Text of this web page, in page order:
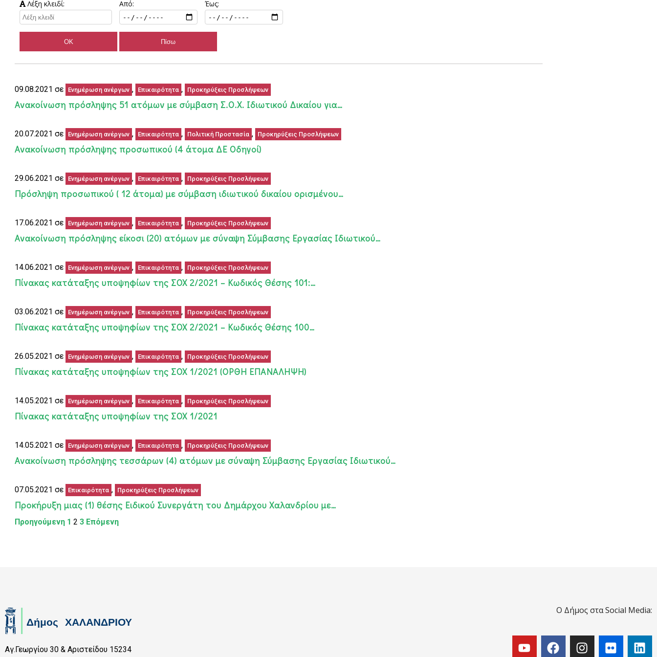
Λέξη κλειδί: Από: Έως:
09.08.2021 σε Ενημέρωση ανέργων , Επικαιρότητα , Προκηρύξεις Προσλήψεων
Ανακοίνωση πρόσληψης 51 ατόμων με σύμβαση Σ.Ο.Χ. Ιδιωτικού Δικαίου για…
20.07.2021 σε Ενημέρωση ανέργων , Επικαιρότητα , Πολιτική Προστασία , Προκηρύξεις Προσλήψεων
Ανακοίνωση πρόσληψης προσωπικού (4 άτομα ΔΕ Οδηγοί)
29.06.2021 σε Ενημέρωση ανέργων , Επικαιρότητα , Προκηρύξεις Προσλήψεων
Πρόσληψη προσωπικού ( 12 άτομα) με σύμβαση ιδιωτικού δικαίου ορισμένου…
17.06.2021 σε Ενημέρωση ανέργων , Επικαιρότητα , Προκηρύξεις Προσλήψεων
Ανακοίνωση πρόσληψης είκοσι (20) ατόμων με σύναψη Σύμβασης Εργασίας Ιδιωτικού…
14.06.2021 σε Ενημέρωση ανέργων , Επικαιρότητα , Προκηρύξεις Προσλήψεων
Πίνακας κατάταξης υποψηφίων της ΣΟΧ 2/2021 – Κωδικός Θέσης 101:…
03.06.2021 σε Ενημέρωση ανέργων , Επικαιρότητα , Προκηρύξεις Προσλήψεων
Πίνακας κατάταξης υποψηφίων της ΣΟΧ 2/2021 – Κωδικός Θέσης 100…
26.05.2021 σε Ενημέρωση ανέργων , Επικαιρότητα , Προκηρύξεις Προσλήψεων
Πίνακας κατάταξης υποψηφίων της ΣΟΧ 1/2021 (ΟΡΘΗ ΕΠΑΝΑΛΗΨΗ)
14.05.2021 σε Ενημέρωση ανέργων , Επικαιρότητα , Προκηρύξεις Προσλήψεων
Πίνακας κατάταξης υποψηφίων της ΣΟΧ 1/2021
14.05.2021 σε Ενημέρωση ανέργων , Επικαιρότητα , Προκηρύξεις Προσλήψεων
Ανακοίνωση πρόσληψης τεσσάρων (4) ατόμων με σύναψη Σύμβασης Εργασίας Ιδιωτικού…
07.05.2021 σε Επικαιρότητα , Προκηρύξεις Προσλήψεων
Προκήρυξη μιας (1) θέσης Ειδικού Συνεργάτη του Δημάρχου Χαλανδρίου με…
Προηγούμενη 1 2 3 Επόμενη
Αγ.Γεωργίου 30 & Αριστείδου 15234
Ο Δήμος στα Social Media: